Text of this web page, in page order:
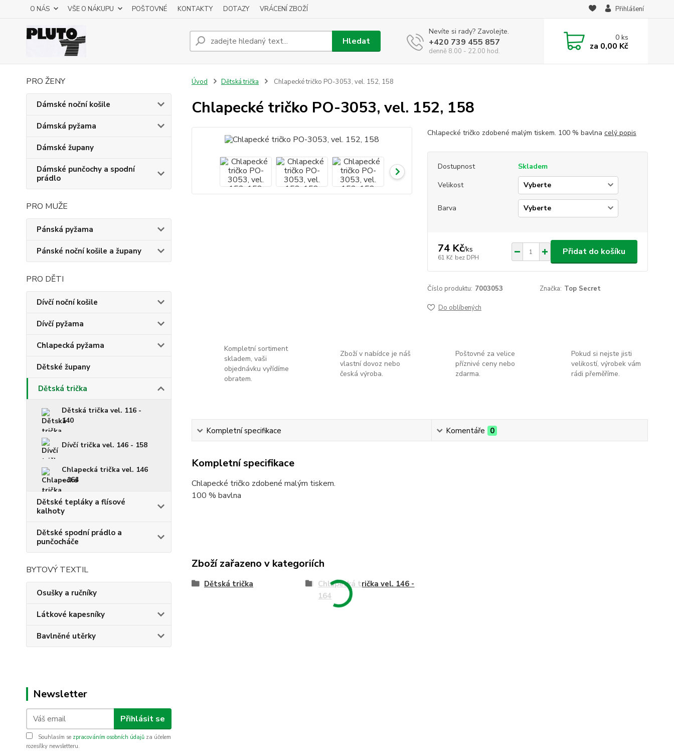
O NÁS VŠE O NÁKUPU POŠTOVNÉ KONTAKTY DOTAZY VRÁCENÍ ZBOŽÍ Přihlášení
Hledat
Nevíte si rady? Zavolejte.
+420 739 455 857
denně 8.00 - 22.00 hod.
0ks
za 0,00 Kč
PRO ŽENY
Dámské noční košile
Dámská pyžama
Dámské župany
Dámské punčochy a spodní
prádlo
PRO MUŽE
Pánská pyžama
Pánské noční košile a župany
PRO DĚTI
Dívčí noční košile
Dívčí pyžama
Chlapecká pyžama
Dětské župany
Dětská trička
Dětská trička vel. 116 -
140
Dívčí trička vel. 146 - 158
Chlapecká trička vel. 146
- 164
Dětské tepláky a flísové
kalhoty
Dětské spodní prádlo a
punčocháče
BYTOVÝ TEXTIL
Osušky a ručníky
Látkové kapesníky
Bavlněné utěrky
Newsletter
Přihlásit se
Souhlasím se zpracováním osobních údajů za účelem
rozesílky newsletteru.
Úvod Dětská trička Chlapecké tričko PO-3053, vel. 152, 158
Chlapecké tričko PO-3053, vel. 152, 158
Chlapecké tričko zdobené malým tiskem. 100 % bavlna celý popis
Dostupnost
Skladem
Velikost
Barva
74 Kč/ks
61 Kč bez DPH
Přidat do košíku
Číslo produktu: 7003053 Značka: Top Secret
Do oblíbených
Kompletní sortiment
skladem, vaši
objednávku vyřídíme
obratem.
Zboží v nabídce je náš
vlastní dovoz nebo
česká výroba.
Poštovné za velice
příznivé ceny nebo
zdarma.
Pokud si nejste jisti
velikostí, výrobek vám
rádi přeměříme.
Kompletní specifikace Komentáře 0
Kompletní specifikace
Chlapecké tričko zdobené malým tiskem.
100 % bavlna
Zboží zařazeno v kategoriích
Dětská trička
Chlapecká trička vel. 146 -
164